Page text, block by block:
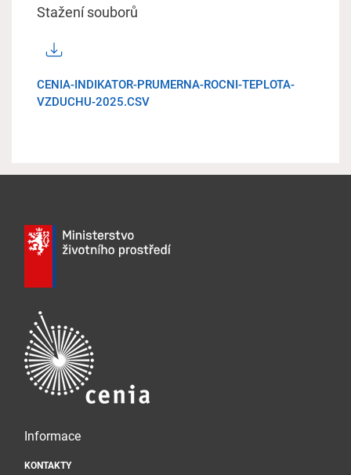
Stažení souborů
CENIA-INDIKATOR-PRUMERNA-ROCNI-TEPLOTA-
VZDUCHU-2025.CSV
Informace
KONTAKTY